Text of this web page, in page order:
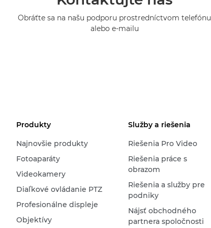
Obráťte sa na našu podporu prostredníctvom telefónu
alebo e-mailu
Produkty
Najnovšie produkty
Fotoaparáty
Videokamery
Diaľkové ovládanie PTZ
Profesionálne displeje
Objektívy
Služby a riešenia
Riešenia Pro Video
Riešenia práce s
obrazom
Riešenia a služby pre
podniky
Nájsť obchodného
partnera spoločnosti